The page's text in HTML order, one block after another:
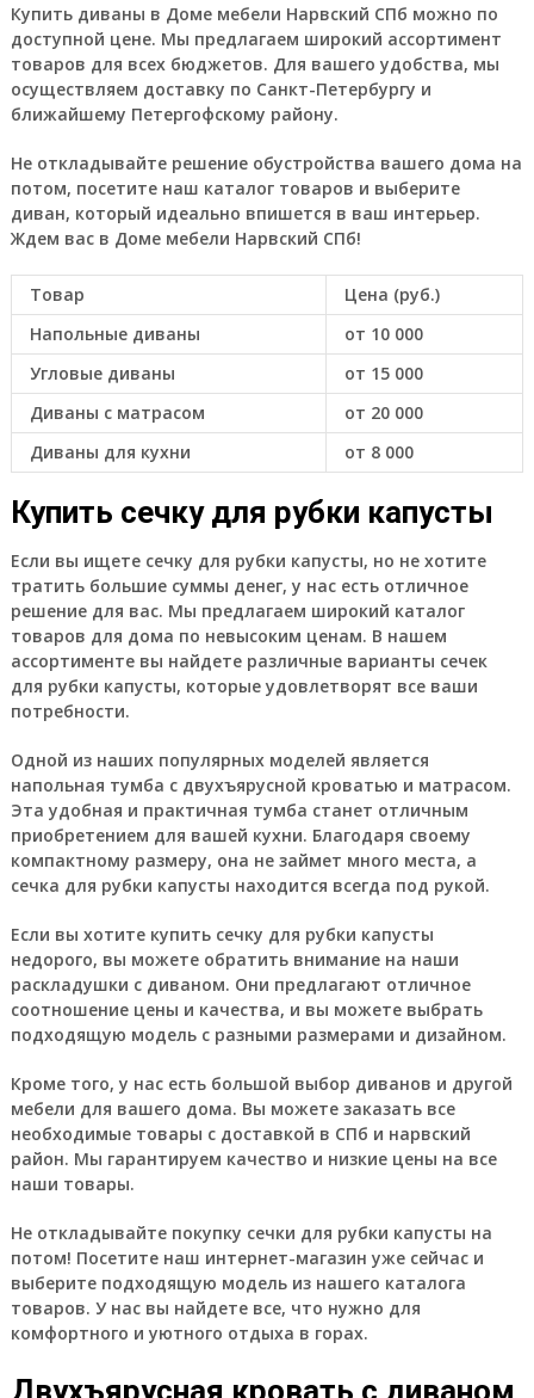
Купить диваны в Доме мебели Нарвский СПб можно по
доступной цене. Мы предлагаем широкий ассортимент
товаров для всех бюджетов. Для вашего удобства, мы
осуществляем доставку по Санкт-Петербургу и
ближайшему Петергофскому району.
Не откладывайте решение обустройства вашего дома на
потом, посетите наш каталог товаров и выберите
диван, который идеально впишется в ваш интерьер.
Ждем вас в Доме мебели Нарвский СПб!
Товар
Цена (руб.)
Напольные диваны
от 10 000
Угловые диваны
от 15 000
Диваны с матрасом
от 20 000
Диваны для кухни
от 8 000
Купить сечку для рубки капусты
Если вы ищете сечку для рубки капусты, но не хотите
тратить большие суммы денег, у нас есть отличное
решение для вас. Мы предлагаем широкий каталог
товаров для дома по невысоким ценам. В нашем
ассортименте вы найдете различные варианты сечек
для рубки капусты, которые удовлетворят все ваши
потребности.
Одной из наших популярных моделей является
напольная тумба с двухъярусной кроватью и матрасом.
Эта удобная и практичная тумба станет отличным
приобретением для вашей кухни. Благодаря своему
компактному размеру, она не займет много места, а
сечка для рубки капусты находится всегда под рукой.
Если вы хотите купить сечку для рубки капусты
недорого, вы можете обратить внимание на наши
раскладушки с диваном. Они предлагают отличное
соотношение цены и качества, и вы можете выбрать
подходящую модель с разными размерами и дизайном.
Кроме того, у нас есть большой выбор диванов и другой
мебели для вашего дома. Вы можете заказать все
необходимые товары с доставкой в СПб и нарвский
район. Мы гарантируем качество и низкие цены на все
наши товары.
Не откладывайте покупку сечки для рубки капусты на
потом! Посетите наш интернет-магазин уже сейчас и
выберите подходящую модель из нашего каталога
товаров. У нас вы найдете все, что нужно для
комфортного и уютного отдыха в горах.
Двухъярусная кровать с диваном